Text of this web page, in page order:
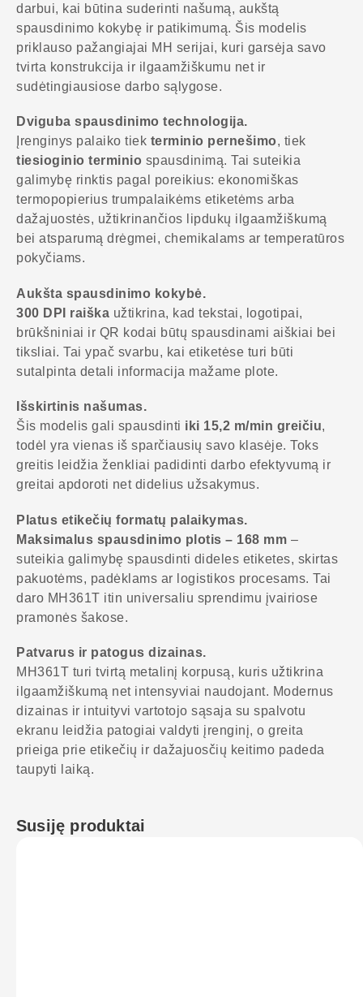
darbui, kai būtina suderinti našumą, aukštą
spausdinimo kokybę ir patikimumą. Šis modelis
priklauso pažangiajai MH serijai, kuri garsėja savo
tvirta konstrukcija ir ilgaamžiškumu net ir
sudėtingiausiose darbo sąlygose.
Dviguba spausdinimo technologija.
Įrenginys palaiko tiek terminio pernešimo, tiek
tiesioginio terminio spausdinimą. Tai suteikia
galimybę rinktis pagal poreikius: ekonomiškas
termopopierius trumpalaikėms etiketėms arba
dažajuostės, užtikrinančios lipdukų ilgaamžiškumą
bei atsparumą drėgmei, chemikalams ar temperatūros
pokyčiams.
Aukšta spausdinimo kokybė.
300 DPI raiška užtikrina, kad tekstai, logotipai,
brūkšniniai ir QR kodai būtų spausdinami aiškiai bei
tiksliai. Tai ypač svarbu, kai etiketėse turi būti
sutalpinta detali informacija mažame plote.
Išskirtinis našumas.
Šis modelis gali spausdinti iki 15,2 m/min greičiu,
todėl yra vienas iš sparčiausių savo klasėje. Toks
greitis leidžia ženkliai padidinti darbo efektyvumą ir
greitai apdoroti net didelius užsakymus.
Platus etikečių formatų palaikymas.
Maksimalus spausdinimo plotis – 168 mm –
suteikia galimybę spausdinti dideles etiketes, skirtas
pakuotėms, padėklams ar logistikos procesams. Tai
daro MH361T itin universaliu sprendimu įvairiose
pramonės šakose.
Patvarus ir patogus dizainas.
MH361T turi tvirtą metalinį korpusą, kuris užtikrina
ilgaamžiškumą net intensyviai naudojant. Modernus
dizainas ir intuityvi vartotojo sąsaja su spalvotu
ekranu leidžia patogiai valdyti įrenginį, o greita
prieiga prie etikečių ir dažajuosčių keitimo padeda
taupyti laiką.
Susiję produktai